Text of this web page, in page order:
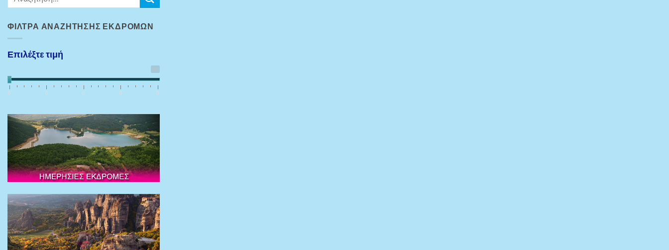
ΦΊΛΤΡΑ ΑΝΑΖΉΤΗΣΗΣ ΕΚΔΡΟΜΏΝ
Επιλέξτε τιμή
0€
0 0 0 0 0